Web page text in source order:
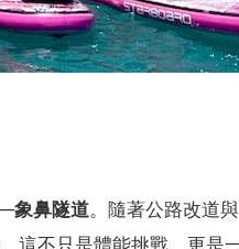
象鼻隧道。隨著公路改道